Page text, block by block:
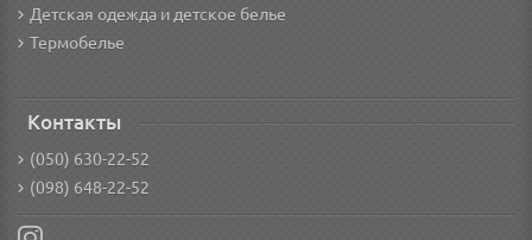
Детская одежда и детское белье
Термобелье
Контакты
(050) 630-22-52
(098) 648-22-52